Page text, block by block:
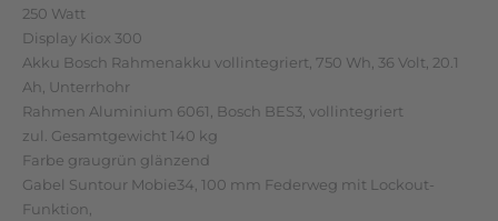
250 Watt
Display Kiox 300
Akku Bosch Rahmenakku vollintegriert, 750 Wh, 36 Volt, 20.1
Ah, Unterrhohr
Rahmen Aluminium 6061, Bosch BES3, vollintegriert
zul. Gesamtgewicht 140 kg
Farbe graugrün glänzend
Gabel Suntour Mobie34, 100 mm Federweg mit Lockout-
Funktion,